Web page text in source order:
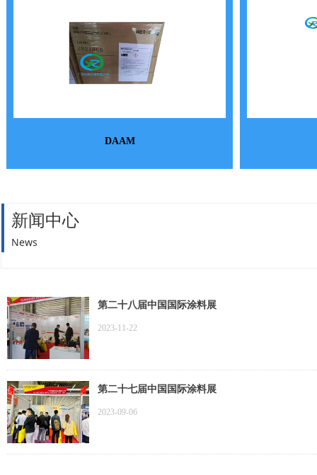
新闻中心
News
第二十八届中国国际涂料展
2023-11-22
第二十七届中国国际涂料展
2023-09-06
DAAM